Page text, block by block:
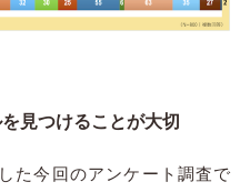
見つけることが大切
た今回のアンケート調査で